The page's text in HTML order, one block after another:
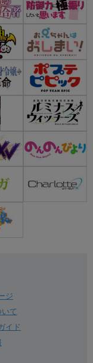
ジ
て
イド